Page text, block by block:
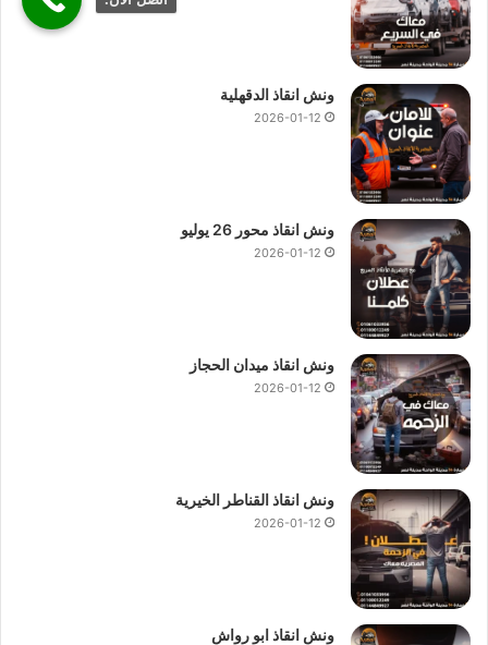
ونش انقاذ الدقهلية
2026-01-12
ونش انقاذ محور 26 يوليو
2026-01-12
ونش انقاذ ميدان الحجاز
2026-01-12
ونش انقاذ القناطر الخيرية
2026-01-12
ونش انقاذ ابو رواش